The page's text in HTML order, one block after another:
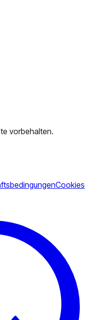
vorbehalten.
Cookies